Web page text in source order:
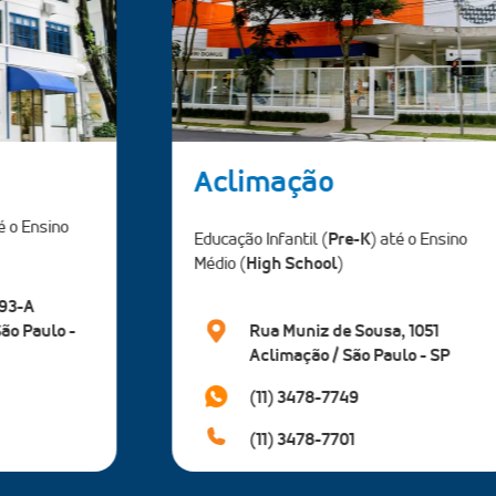
o Ensino
1051
Itaim
Educação Infantil (Pre-K) até o Ensino
Médio (High School)
Rua Itacema, 214
Itaim Bibi / São Paulo - SP
(11) 9 1471-0677
(11) 3078-6999